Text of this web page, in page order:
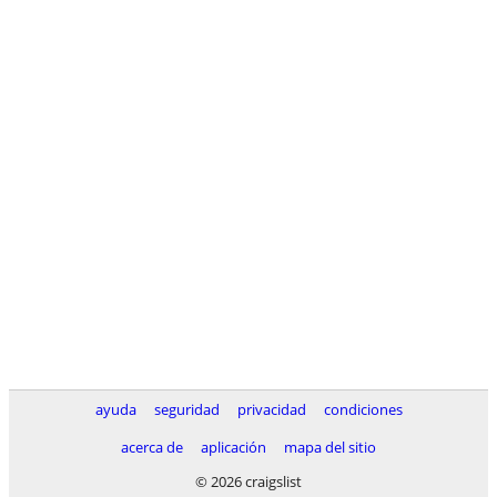
ayuda seguridad privacidad
condiciones
acerca de
aplicación
mapa del sitio
© 2026 craigslist